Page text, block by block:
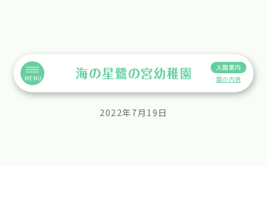
MENU
入園案内
園の内容
鷺の宮ファッションショー開催！
2022年7月19日